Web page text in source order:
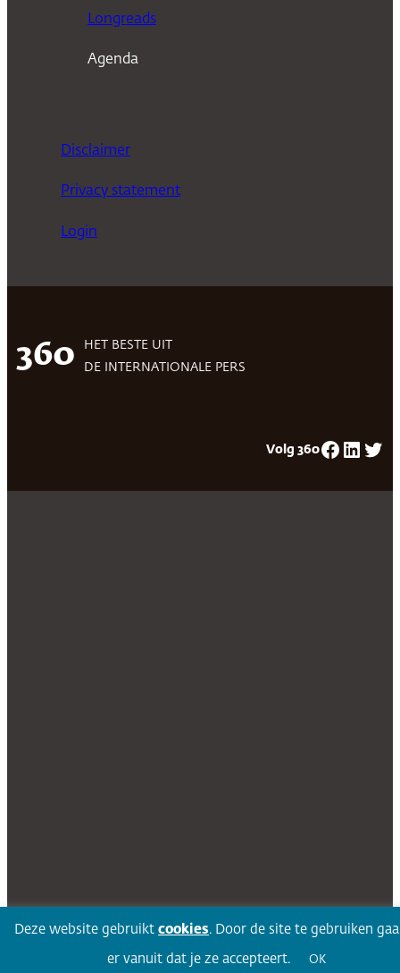
Longreads
Agenda
Disclaimer
Privacy statement
Login
360
HET BESTE UIT
DE INTERNATIONALE PERS
Volg 360Facebook LinkedIn Twitter
Deze website gebruikt cookies. Door de site te gebruiken
er vanuit dat je ze accepteert. OK